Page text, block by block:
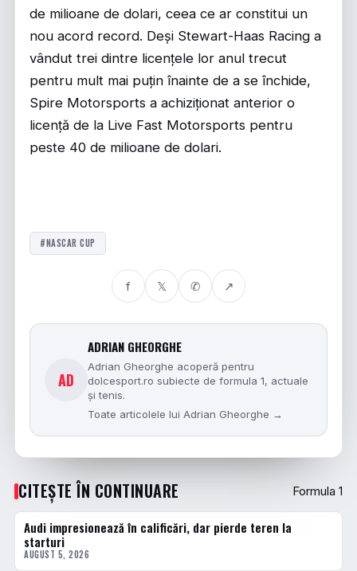
de milioane de dolari, ceea ce ar constitui un
nou acord record. Deși Stewart-Haas Racing a
vândut trei dintre licențele lor anul trecut
pentru mult mai puțin înainte de a se închide,
Spire Motorsports a achiziționat anterior o
licență de la Live Fast Motorsports pentru
peste 40 de milioane de dolari.
#NASCAR CUP
f 𝕏 ✆ ↗
AD
ADRIAN GHEORGHE
Adrian Gheorghe acoperă pentru
dolcesport.ro subiecte de formula 1, actuale
și tenis.
Toate articolele lui Adrian Gheorghe →
CITEȘTE ÎN CONTINUARE Formula 1
FORMULA 1
Audi impresionează în calificări, dar pierde teren la
starturi
AUGUST 5, 2026